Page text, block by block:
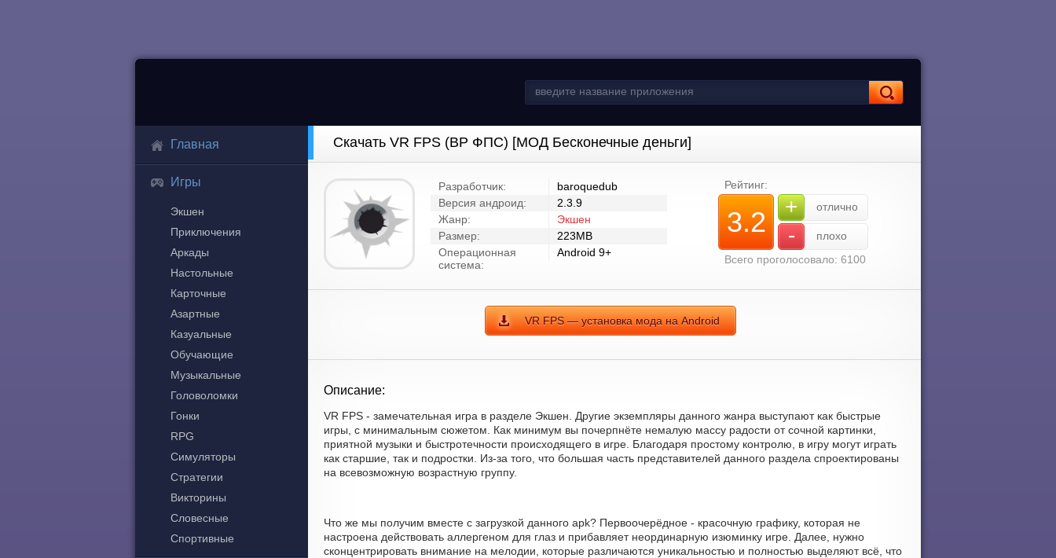
Главная
Игры
Экшен
Приключения
Аркады
Настольные
Карточные
Азартные
Казуальные
Обучающие
Музыкальные
Головоломки
Гонки
RPG
Симуляторы
Стратегии
Викторины
Словесные
Спортивные
Скачать VR FPS (ВР ФПС) [МОД Бесконечные деньги]
Разработчик:
baroquedub
Версия андроид:
2.3.9
Жанр:
Экшен
Размер:
223MB
Операционная
система:
Android 9+
Рейтинг:
3.2 + отлично
-
плохо
Всего проголосовало: 6100
VR FPS — установка мода на Android
Описание:
VR FPS - замечательная игра в разделе Экшен. Другие экземпляры данного жанра выступают как быстрые
игры, с минимальным сюжетом. Как минимум вы почерпнёте немалую массу радости от сочной картинки,
приятной музыки и быстротечности происходящего в игре. Благодаря простому контролю, в игру могут играть
как старшие, так и подростки. Из-за того, что большая часть представителей данного раздела спроектированы
на всевозможную возрастную группу.
Что же мы получим вместе с загрузкой данного apk? Первоочерёдное - красочную графику, которая не
настроена действовать аллергеном для глаз и прибавляет неординарную изюминку игре. Далее, нужно
сконцентрировать внимание на мелодии, которые различаются уникальностью и полностью выделяют всё, что